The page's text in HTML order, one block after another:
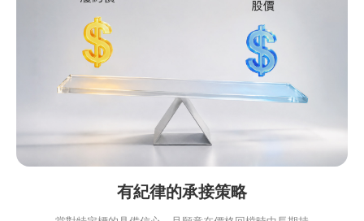
有紀律的承接策略